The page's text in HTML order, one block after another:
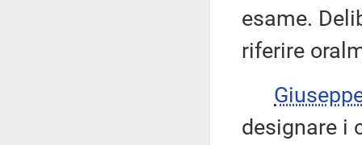
esame.
riferire
designare i